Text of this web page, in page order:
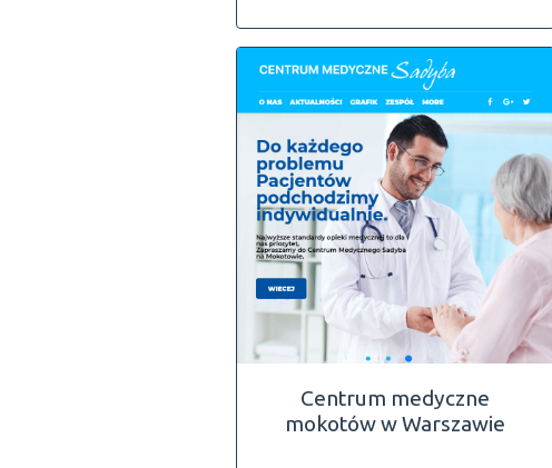
Centrum medyczne
mokotów w Warszawie